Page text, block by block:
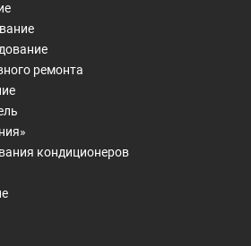
ремонта
кондиционеров